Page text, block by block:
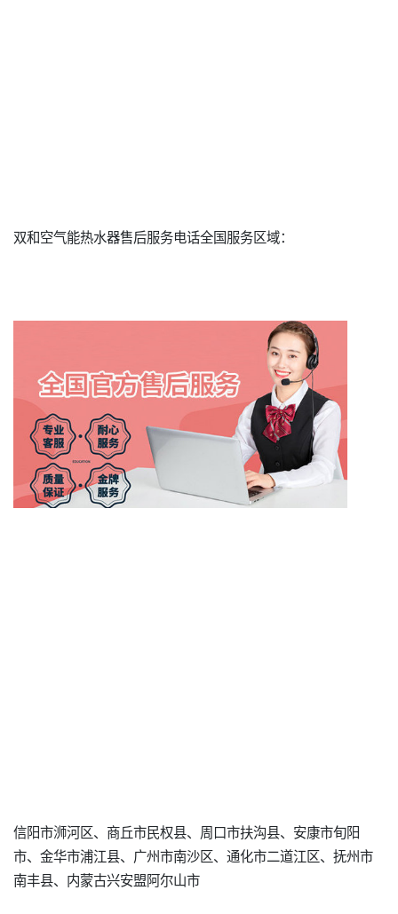
双和空气能热水器售后服务电话全国服务区域：
信阳市浉河区、商丘市民权县、周口市扶沟县、安康市旬阳
市、金华市浦江县、广州市南沙区、通化市二道江区、抚州市
南丰县、内蒙古兴安盟阿尔山市